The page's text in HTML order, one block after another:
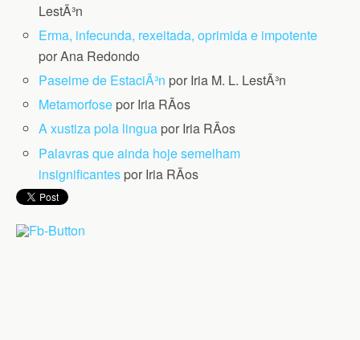
LestÃ³n
Erma, infecunda, rexeitada, oprimida e impotente
por Ana Redondo
Paseime de EstaciÃ³n por Iria M. L. LestÃ³n
Metamorfose por Iria RÃ­os
A xustiza pola lingua por Iria RÃ­os
Palavras que ainda hoje semelham
insignificantes por Iria RÃ­os